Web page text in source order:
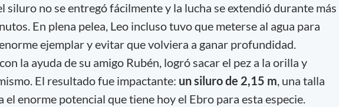
siluro no se entregó fácilmente y la lucha se extendió durante más
En plena pelea, Leo incluso tuvo que meterse al agua para
ejemplar y evitar que volviera a ganar profundidad.
la ayuda de su amigo Rubén, logró sacar el pez a la orilla y
El resultado fue impactante: un siluro de 2,15 m, una talla
el enorme potencial que tiene hoy el Ebro para esta especie.